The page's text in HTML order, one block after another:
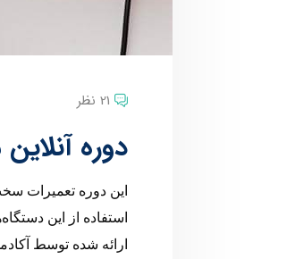
21 نظر
دوره
این دوره تعمیرات
استفاده از این
ارائه شده توسط